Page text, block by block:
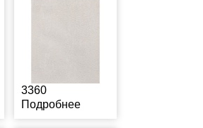
3360
Подробнее